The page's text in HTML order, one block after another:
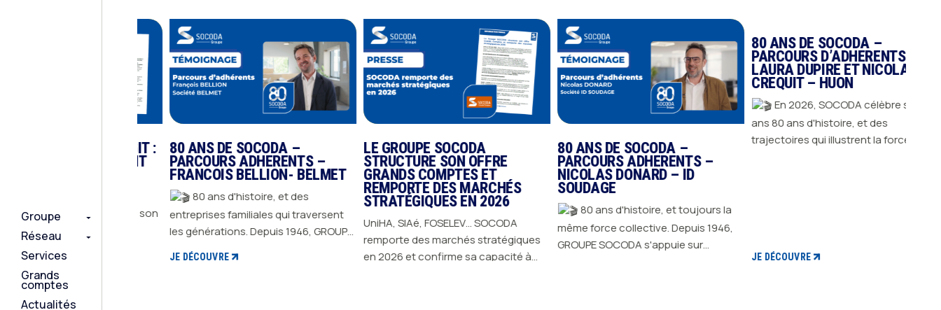
Groupe
Réseau
Services
Grands
comptes
Actualités
Groupe
Réseau
Services
Grands
comptes
Actualités
étape dans son
en annonçant
la distribution
: UGD et UDIREV, qui
une alliance déjà
80 ANS DE SOCODA –
PARCOURS ADHERENTS –
FRANCOIS BELLION- BELMET
80 ans d'histoire, et des
entreprises familiales qui traversent
les générations. Depuis 1946, GROUPE
SOCODA accompagne des adhérents
dont les histoires s'écrivent sur le
JE DÉCOUVRE
LE GROUPE SOCODA
STRUCTURE SON OFFRE
GRANDS COMPTES ET
REMPORTE DES MARCHÉS
STRATÉGIQUES EN 2026
UniHA, SIAé, FOSELEV… SOCODA
remporte des marchés stratégiques
en 2026 et confirme sa capacité à
80 ANS DE SOCODA –
PARCOURS ADHERENTS –
NICOLAS DONARD – ID
SOUDAGE
80 ans d'histoire, et toujours la
même force collective. Depuis 1946,
GROUPE SOCODA s'appuie sur
l'engagement de ses adhérents pour
80 ANS DE SOCODA –
ans 80 ans d'histoire, et des
collectif. Depuis 1946, SOCODA
Groupe
Réseau
Services
Grands
comptes
Actualités